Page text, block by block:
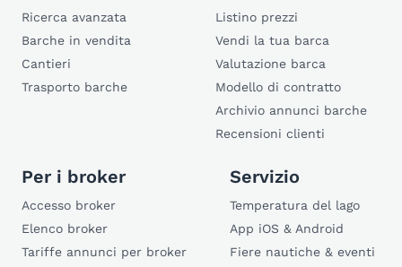
Ricerca avanzata
Barche in vendita
Cantieri
Trasporto barche
Listino prezzi
Vendi la tua barca
Valutazione barca
Modello di contratto
Archivio annunci barche
Recensioni clienti
Per i broker
Accesso broker
Elenco broker
Tariffe annunci per broker
Servizio
Temperatura del lago
App iOS & Android
Fiere nautiche & eventi